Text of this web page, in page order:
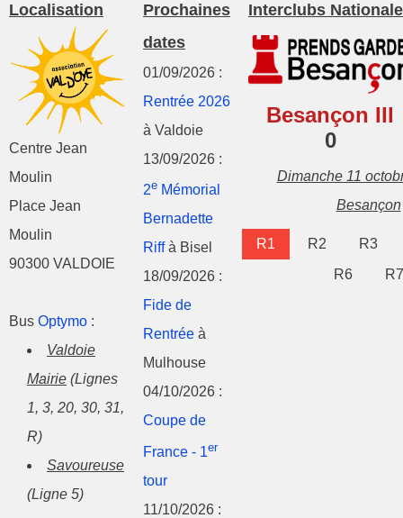
Localisation
Centre Jean
Moulin
Place Jean
Moulin
90300 VALDOIE
Bus Optymo :
Valdoie
Mairie (Lignes
1, 3, 20, 30, 31,
R)
Savoureuse
(Ligne 5)
Prochaines
dates
01/09/2026 :
Rentrée 2026
à Valdoie
13/09/2026 :
2e Mémorial
Bernadette
Riffà Bisel
18/09/2026 :
Fide de
Rentrée à
Mulhouse
04/10/2026 :
Coupe de
France - 1er
tour
11/10/2026 :
Interclubs
Besançon III
0
Dimanche 11
Besançon
R1 R2
R3
R6
R7